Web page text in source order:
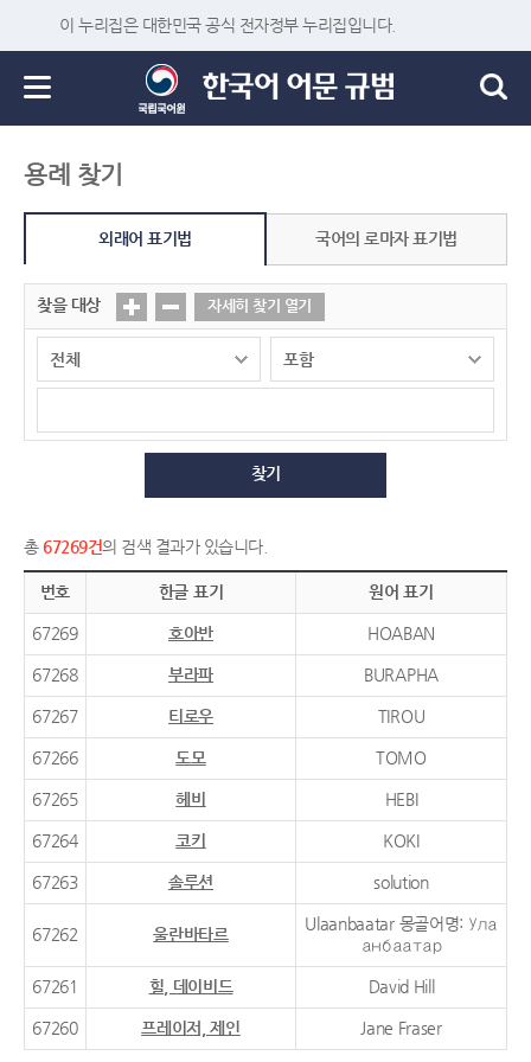
이 누리집은 대한민국 공식 전자정부 누리집입니다.
용례 찾기
외래어 표기법 국어의 로마자 표기법
찾을 대상 자세히 찾기 열기
찾기
총 67269건의 검색 결과가 있습니다.
번호 한글 표기 원어 표기
67269 호아반 HOABAN
67268 부라파 BURAPHA
67267 티로우 TIROU
67266 도모 TOMO
67265 헤비 HEBI
67264 코키 KOKI
67263 솔루션 solution
67262 울란바타르
Ulaanbaatar 몽골어명: Ула
анбаатар
67261 힐, 데이비드 David Hill
67260 프레이저, 제인 Jane Fraser